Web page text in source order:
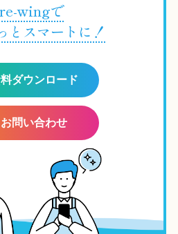
wingで
とスマートに！
ダウンロード
お問い合わせ